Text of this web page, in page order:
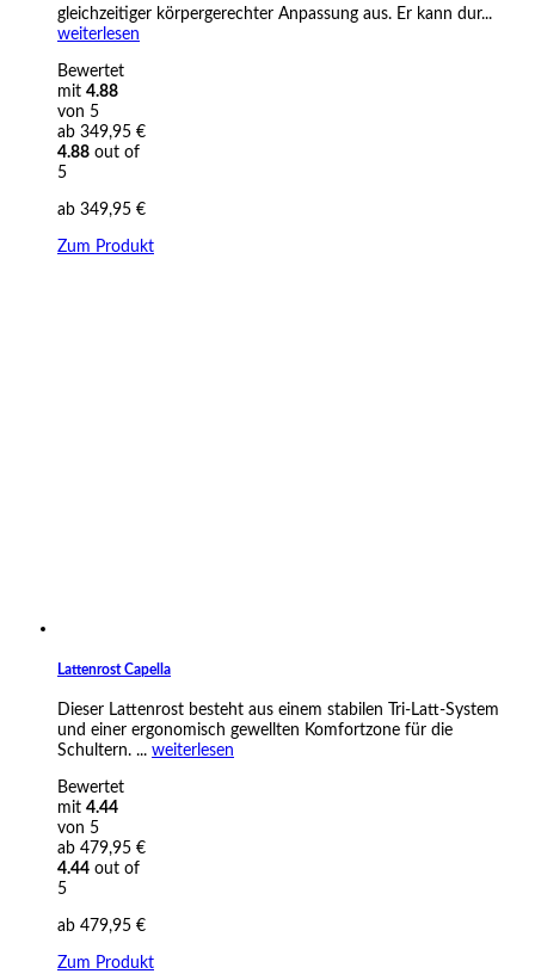
gleichzeitiger körpergerechter Anpassung aus. Er kann dur...
weiterlesen
Bewertet
mit 4.88
von 5
ab 349,95 €
4.88 out of
5
ab 349,95 €
Zum Produkt
Lattenrost Capella
Dieser Lattenrost besteht aus einem stabilen Tri-Latt-System
und einer ergonomisch gewellten Komfortzone für die
Schultern. ... weiterlesen
Bewertet
mit 4.44
von 5
ab 479,95 €
4.44 out of
5
ab 479,95 €
Zum Produkt